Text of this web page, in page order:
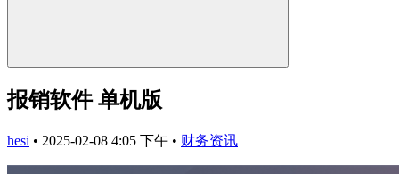
报销软件 单机版
hesi • 2025-02-08 4:05 下午 • 财务资讯